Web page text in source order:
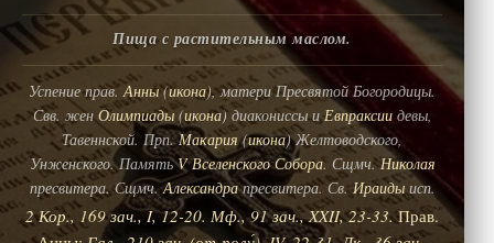
Пища с растительным маслом.
Успение прав.Анны(икона), матери Пресвятой Богородицы.
Свв. жен Олимпиады(икона) диакониссы иЕвпраксиидевы,
Тавеннской. Прп.Макария(икона) Желтоводского,
Унженского. ПамятьV Вселенского Собора. Сщмч.Николая
пресвитера. Сщмч.Александрапресвитера. Св.Ираидыисп.
2 Кор., 169 зач., I, 12-20. Мф., 91 зач., XXII, 23-33.Прав.